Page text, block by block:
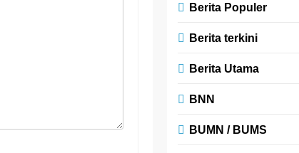
Berita Populer
Berita terkini
Berita Utama
BNN
BUMN / BUMS